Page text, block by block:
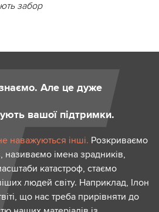
забор
Але це дуже
вашої підтримки.
наважуються інші. Розкриваємо
називаємо імена зрадників,
катастроф, стаємо
людей світу. Наприклад, Ілон
що нас треба прирівняти до